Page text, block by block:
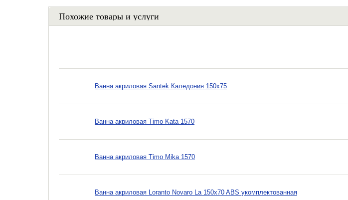
Похожие товары и услуги
Ванна акриловая Santek Каледония 150x75
Ванна акриловая Timo Kata 1570
Ванна акриловая Timo Mika 1570
Ванна акриловая Loranto Novaro La 150x70 ABS укомплектованная